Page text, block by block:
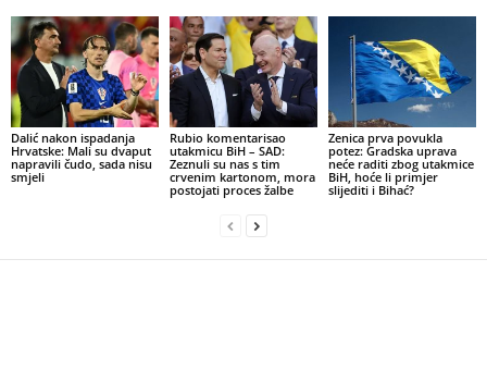
Dalić nakon ispadanja
Hrvatske: Mali su dvaput
napravili čudo, sada nisu
smjeli
Rubio komentarisao
utakmicu BiH – SAD:
Zeznuli su nas s tim
crvenim kartonom, mora
postojati proces žalbe
Zenica prva povukla
potez: Gradska uprava
neće raditi zbog utakmice
BiH, hoće li primjer
slijediti i Bihać?